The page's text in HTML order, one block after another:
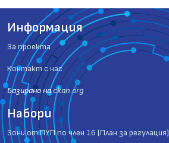
Информация
За проекта
Контакт с нас
Базиранo наckan.org
Набори
Зони от ПУП по член 16 (План за регулация)